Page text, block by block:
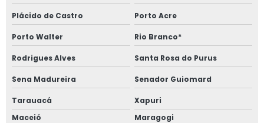
Plácido de Castro Porto Acre
Porto Walter Rio Branco*
Rodrigues Alves Santa Rosa do Purus
Sena Madureira Senador Guiomard
Tarauacá
Xapuri
Maceió
Maragogi